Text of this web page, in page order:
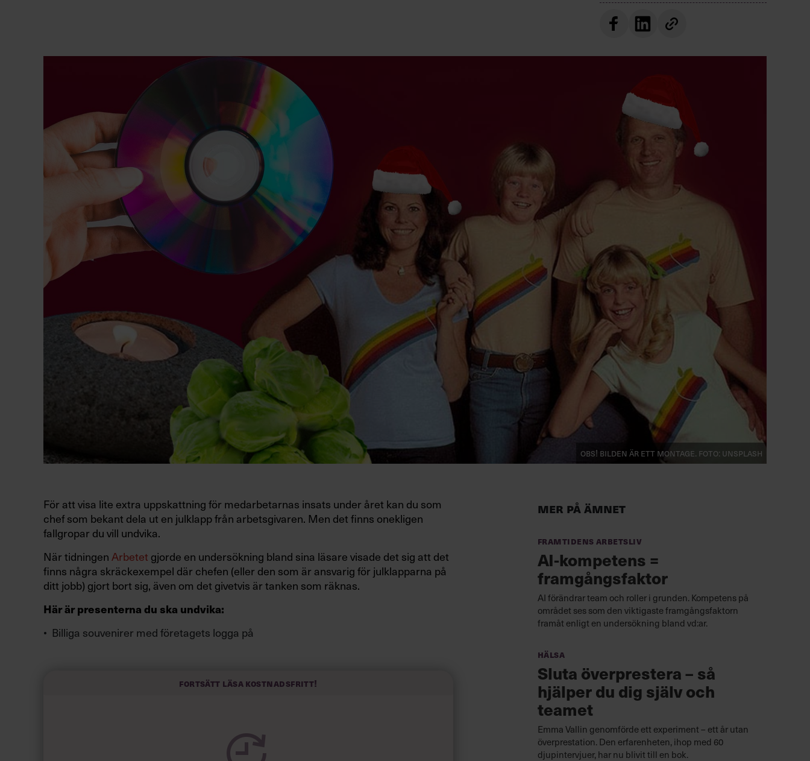
Obs! Bilden är ett montage. FOTO: Unsplash
För att visa lite extra uppskattning för medarbetarnas insats under året kan du som
chef som bekant dela ut en julklapp från arbetsgivaren. Men det finns onekligen
fallgropar du vill undvika.
När tidningen Arbetet gjorde en undersökning bland sina läsare visade det sig att det
finns några skräckexempel där chefen (eller den som är ansvarig för julklapparna på
ditt jobb) gjort bort sig, även om det givetvis är tanken som räknas.
Här är presenterna du ska undvika:
Billiga souvenirer med företagets logga på
7 saker du inte ska säga till en chef i Sverige
Fortsätt läsa kostnadsfritt!
Mer på ämnet
Framtidens arbetsliv
AI-kompetens =
framgångsfaktor
AI förändrar team och roller i grunden. Kompetens på
området ses som den viktigaste framgångsfaktorn
framåt enligt en undersökning bland vd:ar.
Hälsa
Sluta överprestera – så
hjälper du dig själv och
teamet
Emma Vallin genomförde ett experiment – ett år utan
överprestation. Den erfarenheten, ihop med 60
djupintervjuer, har nu blivit till en bok.